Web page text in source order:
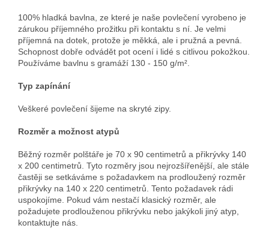
100% hladká bavlna, ze které je naše povlečení vyrobeno je
zárukou příjemného prožitku při kontaktu s ní. Je velmi
příjemná na dotek, protože je měkká, ale i pružná a pevná.
Schopnost dobře odvádět pot ocení i lidé s citlivou pokožkou.
Používáme bavlnu s gramáží 130 - 150 g/m².
Typ zapínání
Veškeré povlečení šijeme na skryté zipy.
Rozměr a možnost atypů
Běžný rozměr polštáře je 70 x 90 centimetrů a přikrývky 140
x 200 centimetrů. Tyto rozměry jsou nejrozšířenější, ale stále
častěji se setkáváme s požadavkem na prodloužený rozměr
přikrývky na 140 x 220 centimetrů. Tento požadavek rádi
uspokojíme. Pokud vám nestačí klasický rozměr, ale
požadujete prodlouženou přikrývku nebo jakýkoli jiný atyp,
kontaktujte nás.